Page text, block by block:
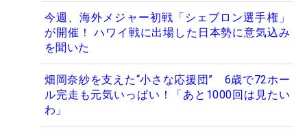
今週、海外メジャー初戦「シェブロン選手権」
が開催！ ハワイ戦に出場した日本勢に意気込み
を聞いた
畑岡奈紗を支えた“小さな応援団” 6歳で72ホー
ル完走も元気いっぱい！「あと1000回は見たい
わ」